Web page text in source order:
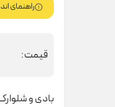
راهنمای
قیمت:
بادی و